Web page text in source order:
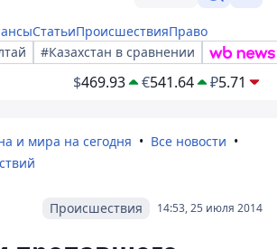
СтатьиПроисшествияПраво
#Казахстан в сравнении
$469.93 €541.64 ₽5.71
и мира на сегодня
Все новости
14:53, 25 июля 2014
Происшествия